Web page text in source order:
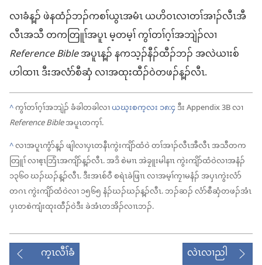
လၢခံ​န့ၣ် ဖဲ​န​ထံၣ်ဘၣ်​ကစၢ်​ယွၤ​အ​မံၤ ယဟိဝၤ​လၢ​တၢ်​အၢၣ်လီၤ​အီ
လီၤ​အသီ တ​ကတြူၢ်​အ​ပူၤ မ့တမ့ၢ် ကွၢ်​တၢ်ဂ့ၢ်​အဘျဲၣ်​လၢ
Reference Bibleအ​ပူၤ​န့ၣ် န​က​သ့ၣ်နီၣ်​ထီၣ်ဘၣ် အလဲယၢးစ်
ဟါထၢၤ ဒီး​အ​လံာ်စီဆှံ လၢ​အ​ထုးထီၣ်​ဝဲ​တဖၣ်​န့ၣ်​လီၤ.
^ကွၢ်​တၢ်ဂ့ၢ်​အဘျဲၣ် ခံခါ​တခါ​လၢယဃ့းစက့လး ၁၈:၄ဒီး Appendix 3B လၢ
Reference Bibleအ​ပူၤ​တက့ၢ်.
^လၢ​အ​ပူၤကွံာ်​န့ၣ် ဖျါ​လၢ​ပှၤ​တနီၤ​ကွဲးကျိာ်ထံ​ဝဲ တၢ်​အၢၣ်လီၤ​အီလီၤ အသီ​တ​က
တြူၢ် လၢ​ဧ့ၤဘြံၤ​အကျိာ်​န့ၣ်​လီၤ. အဒိ စဲမၢၤ အဲခၠူးမါနၢၤ ကွဲးကျိာ်ထံ​ဝဲ​လၢ​အ​နံၣ်
၁၃၆၀ ဃၣ်ဃၣ်​န့ၣ်​လီၤ. ဒီး​အၤစ်ဝီ စရဲၤခဲဖြၢၤ လၢ​အမ့ၢ်​ကၠၢမနံၣ် အ​ပှၤ​ကွဲး​လံာ်​
တဂၤ ကွဲးကျိာ်ထံ​ဝဲ​လၢ ၁၅၆၅ နံၣ်​ဃၣ်ဃၣ်​န့ၣ်​လီၤ. ဘၣ်ဆၣ် လံာ်စီဆှံ​တဖၣ်​အံၤ
ပှၤ​တ​စဲကျံး​ထုးထီၣ်​ဝဲ​ဒီး ခဲအံၤ​တအိၣ်​လၢၤဘၣ်.
က့ၤလီၢ်ခံ လဲၤလၢညါ